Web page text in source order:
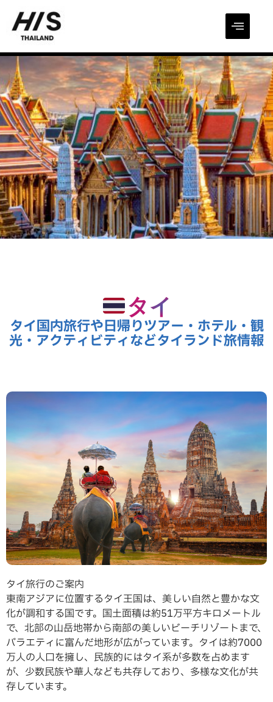
タイ
タイ国内旅行や日帰りツアー・ホテル・観
光・アクティビティなどタイランド旅情報
タイ旅行のご案内
東南アジアに位置するタイ王国は、美しい自然と豊かな文
化が調和する国です。国土面積は約51万平方キロメートル
で、北部の山岳地帯から南部の美しいビーチリゾートまで、
バラエティに富んだ地形が広がっています。タイは約7000
万人の人口を擁し、民族的にはタイ系が多数を占めます
が、少数民族や華人なども共存しており、多様な文化が共
存しています。